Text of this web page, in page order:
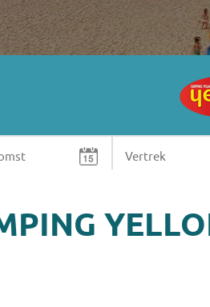
Heb wat informatie